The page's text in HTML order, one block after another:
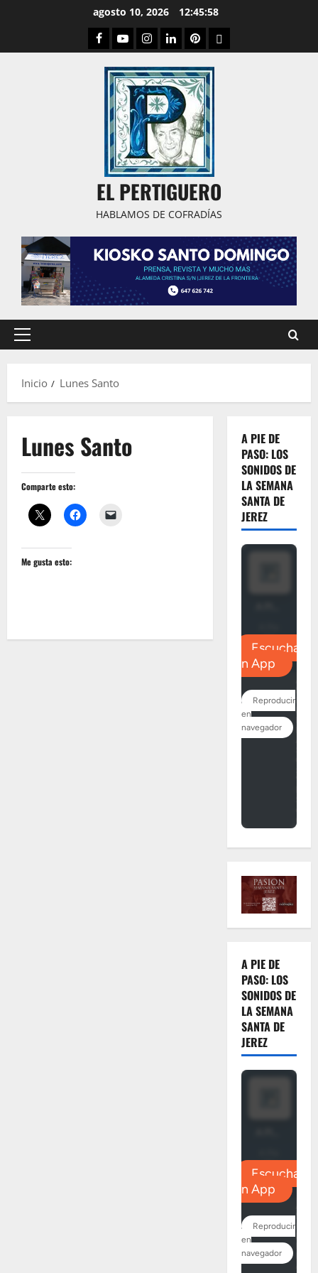
agosto 10, 2026 12:45:59
Facebook
YoutubeInstagram
LinkedPinterestDribbble
EL PERTIGUERO
HABLAMOS DE COFRADÍAS
Menú
Inicio
Lunes Santo
Lunes Santo
Comparte esto:
Me gusta esto:
A PIE DE
PASO: LOS
SONIDOS DE
LA SEMANA
SANTA DE
JEREZ
A PIE DE
PASO: LOS
SONIDOS DE
LA SEMANA
SANTA DE
JEREZ